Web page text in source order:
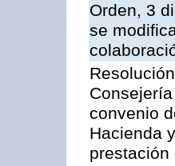
Orden, 3
se
convenio
Hacienda